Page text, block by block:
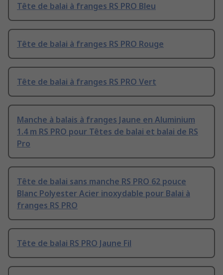
Tête de balai à franges RS PRO Bleu
Tête de balai à franges RS PRO Rouge
Tête de balai à franges RS PRO Vert
Manche à balais à franges Jaune en Aluminium
1.4 m RS PRO pour Têtes de balai et balai de RS
Pro
Tête de balai sans manche RS PRO 62 pouce
Blanc Polyester Acier inoxydable pour Balai à
franges RS PRO
Tête de balai RS PRO Jaune Fil